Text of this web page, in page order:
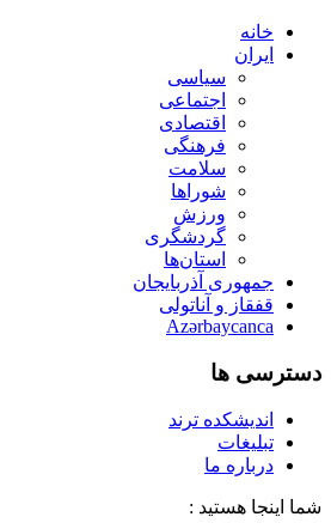
خانه
ایران
سیاسی
اجتماعی
اقتصادی
فرهنگی
سلامت
شوراها
ورزش
گردشگری
استان‌ها
جمهوری آذربایجان
قفقاز و آناتولی
Azərbaycanca
دسترسی ها
اندیشکده ترند
تبلیغات
درباره ما
شما اینجا هستید :